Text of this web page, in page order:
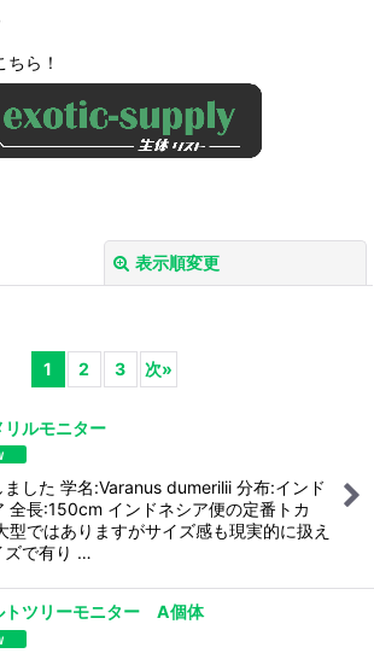
ら！
表示順変更
1 2 3 次»
リルモニター
ました 学名:Varanus dumerilii 分布:インド
全長:150cm インドネシア便の定番トカ
ではありますがサイズ感も現実的に扱え
ズで有り …
トツリーモニター A個体